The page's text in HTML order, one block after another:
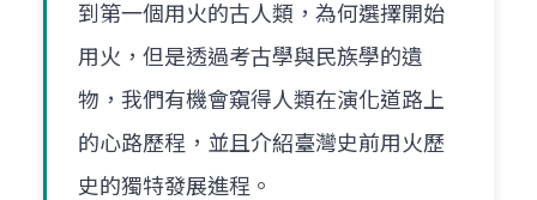
到第一個用火的古人類，為何選擇開始
用火，但是透過考古學與民族學的遺
物，我們有機會窺得人類在演化道路上
的心路歷程，並且介紹臺灣史前用火歷
史的獨特發展進程。